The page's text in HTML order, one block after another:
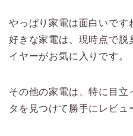
やっぱり家電は面白いで
好きな家電は、現時点で脱
イヤーがお気に入りです。
その他の家電は、特に目立
タを見つけて勝手にレビュ